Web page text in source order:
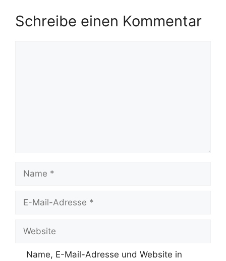
Schreibe einen Kommentar
Mail-
Name, E-Mail-Adresse und Website in